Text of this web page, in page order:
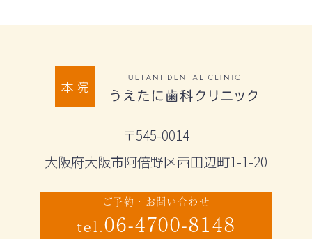
本院
〒545-0014
大阪府大阪市阿倍野区西田辺町1-1-20
ご予約・お問い合わせ
tel.06-4700-8148